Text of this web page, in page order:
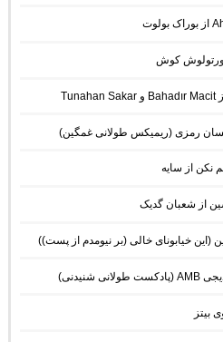
نکن از سایه
از شعبان گدیک
(این خیابونای خالی (بر نیومدم از پست))